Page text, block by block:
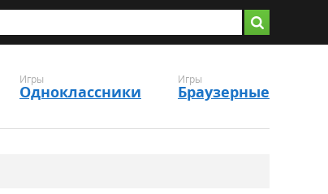
Игры
Одноклассники
Игры
Браузерные